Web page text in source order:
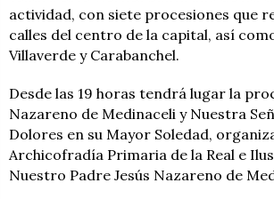
actividad, con siete procesiones que
calles del centro de la capital, así
Villaverde y Carabanchel.
Desde las 19 horas tendrá lugar la
Nazareno de Medinaceli y Nuestra
Dolores en su Mayor Soledad,
Archicofradía Primaria de la Real e
Nuestro Padre Jesús Nazareno de